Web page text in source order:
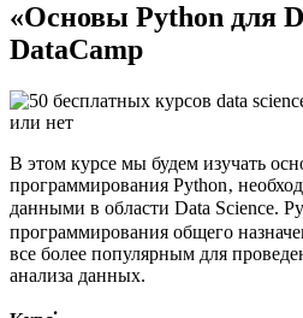
«Основы Python для
DataCamp
В этом курсе мы будем изучать
программирования Python‚
данными в области Data Science.​
программирования общего
все более популярным для
анализа данных.